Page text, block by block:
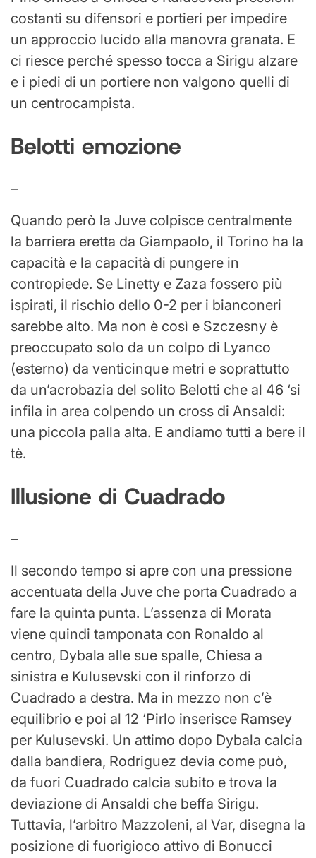
costanti su difensori e portieri per impedire
un approccio lucido alla manovra granata. E
ci riesce perché spesso tocca a Sirigu alzare
e i piedi di un portiere non valgono quelli di
un centrocampista.
Belotti emozione
–
Quando però la Juve colpisce centralmente
la barriera eretta da Giampaolo, il Torino ha la
capacità e la capacità di pungere in
contropiede. Se Linetty e Zaza fossero più
ispirati, il rischio dello 0-2 per i bianconeri
sarebbe alto. Ma non è così e Szczesny è
preoccupato solo da un colpo di Lyanco
(esterno) da venticinque metri e soprattutto
da un’acrobazia del solito Belotti che al 46 ‘si
infila in area colpendo un cross di Ansaldi:
una piccola palla alta. E andiamo tutti a bere il
tè.
Illusione di Cuadrado
–
Il secondo tempo si apre con una pressione
accentuata della Juve che porta Cuadrado a
fare la quinta punta. L’assenza di Morata
viene quindi tamponata con Ronaldo al
centro, Dybala alle sue spalle, Chiesa a
sinistra e Kulusevski con il rinforzo di
Cuadrado a destra. Ma in mezzo non c’è
equilibrio e poi al 12 ‘Pirlo inserisce Ramsey
per Kulusevski. Un attimo dopo Dybala calcia
dalla bandiera, Rodriguez devia come può,
da fuori Cuadrado calcia subito e trova la
deviazione di Ansaldi che beffa Sirigu.
Tuttavia, l’arbitro Mazzoleni, al Var, disegna la
posizione di fuorigioco attivo di Bonucci